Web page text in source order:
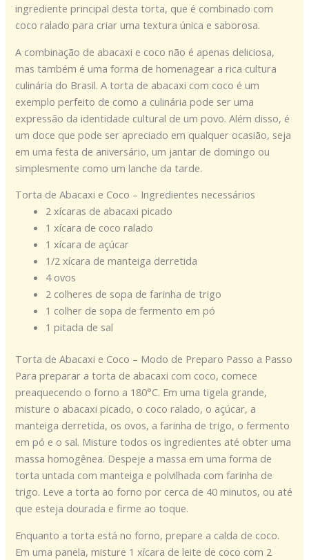
ingrediente principal desta torta, que é combinado com
coco ralado para criar uma textura única e saborosa.
A combinação de abacaxi e coco não é apenas deliciosa,
mas também é uma forma de homenagear a rica cultura
culinária do Brasil. A torta de abacaxi com coco é um
exemplo perfeito de como a culinária pode ser uma
expressão da identidade cultural de um povo. Além disso, é
um doce que pode ser apreciado em qualquer ocasião, seja
em uma festa de aniversário, um jantar de domingo ou
simplesmente como um lanche da tarde.
Torta de Abacaxi e Coco – Ingredientes necessários
2 xícaras de abacaxi picado
1 xícara de coco ralado
1 xícara de açúcar
1/2 xícara de manteiga derretida
4 ovos
2 colheres de sopa de farinha de trigo
1 colher de sopa de fermento em pó
1 pitada de sal
Torta de Abacaxi e Coco – Modo de Preparo Passo a Passo
Para preparar a torta de abacaxi com coco, comece
preaquecendo o forno a 180°C. Em uma tigela grande,
misture o abacaxi picado, o coco ralado, o açúcar, a
manteiga derretida, os ovos, a farinha de trigo, o fermento
em pó e o sal. Misture todos os ingredientes até obter uma
massa homogênea. Despeje a massa em uma forma de
torta untada com manteiga e polvilhada com farinha de
trigo. Leve a torta ao forno por cerca de 40 minutos, ou até
que esteja dourada e firme ao toque.
Enquanto a torta está no forno, prepare a calda de coco.
Em uma panela, misture 1 xícara de leite de coco com 2